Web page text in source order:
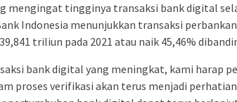
mengingat tingginya transaksi bank digital
Indonesia menunjukkan transaksi
triliun pada 2021 atau naik 45,46%
bank digital yang meningkat, kami harap
proses verifikasi akan terus menjadi